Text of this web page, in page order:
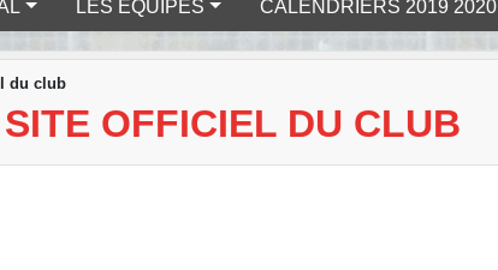
LES ÉQUIPES CALENDRIERS 2019 2020
du club
OFFICIEL DU CLUB